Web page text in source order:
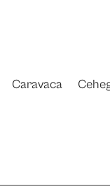
Caravaca